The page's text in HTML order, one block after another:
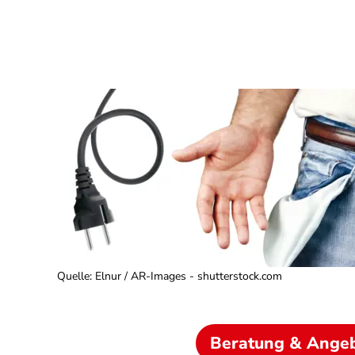
Quelle: Elnur / AR-Images - shutterstock.com
Beratung &